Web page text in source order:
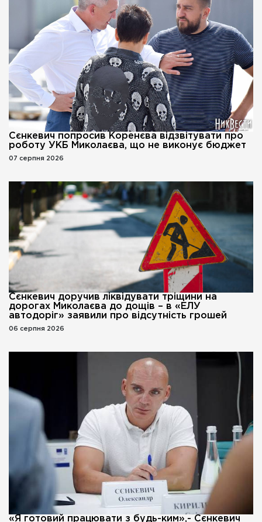
Сєнкевич попросив Коренєва відзвітувати про
роботу УКБ Миколаєва, що не виконує бюджет
07 серпня 2026
Сєнкевич доручив ліквідувати тріщини на
дорогах Миколаєва до дощів – в «ЕЛУ
автодоріг» заявили про відсутність грошей
06 серпня 2026
«Я готовий працювати з будь-ким»,- Сєнкевич